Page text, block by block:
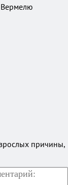
Вермелю
причины,